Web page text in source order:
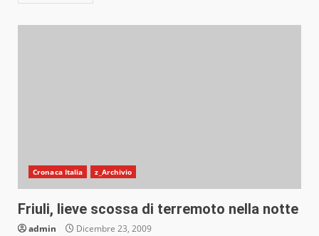
Cronaca Italia z_Archivio
Friuli, lieve scossa di terremoto nella notte
admin Dicembre 23, 2009